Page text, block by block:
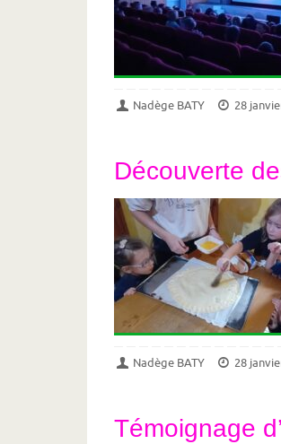
Nadège BATY 28
Découverte
Nadège BATY 28
Témoignage